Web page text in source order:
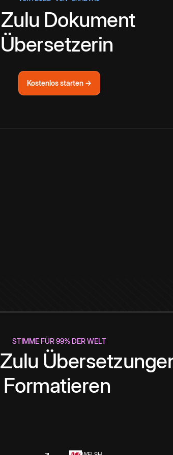
Zulu Dokument
Übersetzerin
Kostenlos starten →
STIMME FÜR 99% DER WELT
Zulu
Formatieren